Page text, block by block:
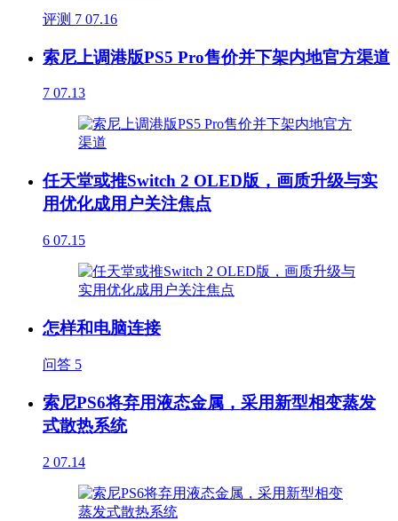
评测 7 07.16
索尼上调港版PS5 Pro售价并下架内地官方渠道
7 07.13
任天堂或推Switch 2 OLED版，画质升级与实
用优化成用户关注焦点
6 07.15
怎样和电脑连接
问答 5
索尼PS6将弃用液态金属，采用新型相变蒸发
式散热系统
2 07.14